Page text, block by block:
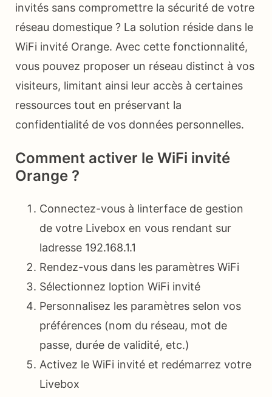
invités sans compromettre la sécurité de votre
réseau domestique ? La solution réside dans le
WiFi invité Orange. Avec cette fonctionnalité,
vous pouvez proposer un réseau distinct à vos
visiteurs, limitant ainsi leur accès à certaines
ressources tout en préservant la
confidentialité de vos données personnelles.
Comment activer le WiFi invité
Orange ?
Connectez-vous à linterface de gestion
de votre Livebox en vous rendant sur
ladresse 192.168.1.1
Rendez-vous dans les paramètres WiFi
Sélectionnez loption WiFi invité
Personnalisez les paramètres selon vos
préférences (nom du réseau, mot de
passe, durée de validité, etc.)
Activez le WiFi invité et redémarrez votre
Livebox